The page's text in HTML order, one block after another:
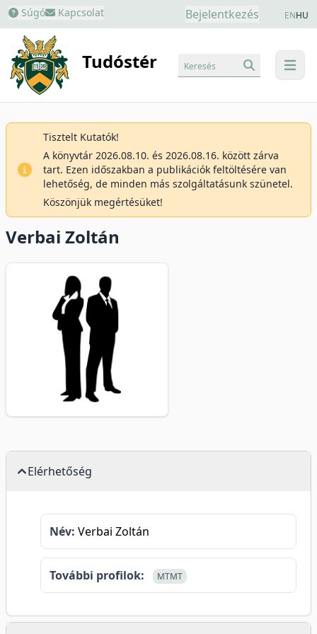
Súgó Kapcsolat Bejelentkezés ENHU
Tudóstér menu
Keresés
Tisztelt Kutatók!
A könyvtár 2026.08.10. és 2026.08.16. között zárva
tart. Ezen időszakban a publikációk feltöltésére van
lehetőség, de minden más szolgáltatásunk szünetel.
Köszönjük megértésüket!
Verbai Zoltán
Elérhetőség
Név: Verbai Zoltán
További profilok: MTMT